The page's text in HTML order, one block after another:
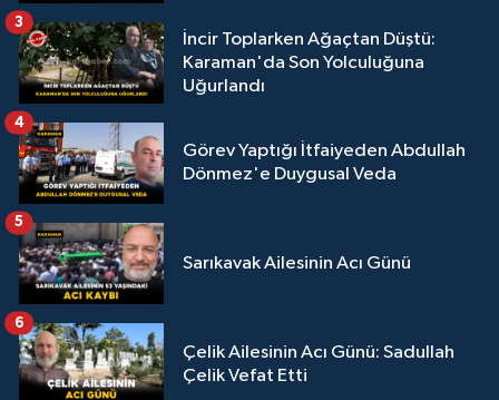
İncir Toplarken Ağaçtan Düştü:
Karaman'da Son Yolculuğuna
Uğurlandı
3
Görev Yaptığı İtfaiyeden Abdullah
Dönmez'e Duygusal Veda
4
Sarıkavak Ailesinin Acı Günü
5
Çelik Ailesinin Acı Günü: Sadullah
Çelik Vefat Etti
6